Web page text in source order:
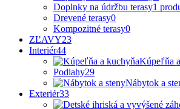
Doplnky na údržbu terasy1
Drevené terasy0
Kompozitné terasy0
ZĽAVY23
Interiér44
Kúpeľňa
Podlahy29
Nábytok a
Exteriér33